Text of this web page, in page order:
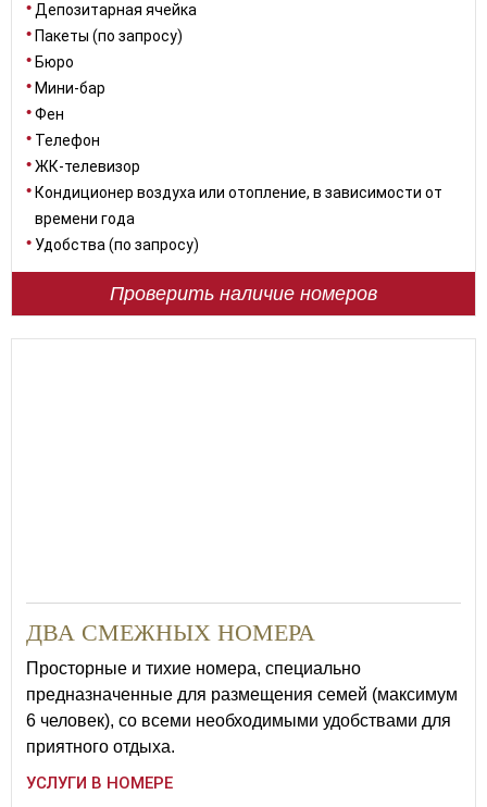
Депозитарная ячейка
Пакеты (по запросу)
Бюро
Мини-бар
Фен
Телефон
ЖК-телевизор
Кондиционер воздуха или отопление, в зависимости от
времени года
Удобства (по запросу)
Проверить наличие номеров
ДВА СМЕЖНЫХ НОМЕРА
Просторные и тихие номера, специально
предназначенные для размещения семей (максимум
6 человек), со всеми необходимыми удобствами для
приятного отдыха.
УСЛУГИ В НОМЕРЕ